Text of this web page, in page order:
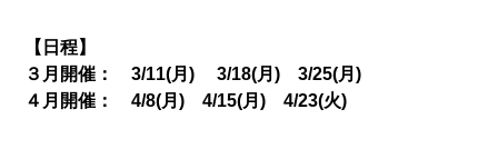
【日程】
３月開催： 3/11(月) 3/18(月) 3/25(月)
４月開催： 4/8(月) 4/15(月) 4/23(火)